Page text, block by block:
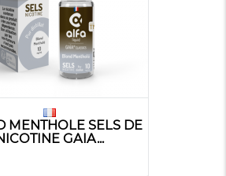
MENTHOLE SELS DE
GAIA...